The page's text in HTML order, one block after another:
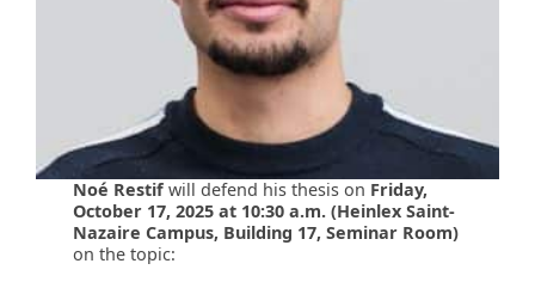
Noé Restif will defend his thesis on Friday,
October 17, 2025 at 10:30 a.m. (Heinlex Saint-
Nazaire Campus, Building 17, Seminar Room)
on the topic: